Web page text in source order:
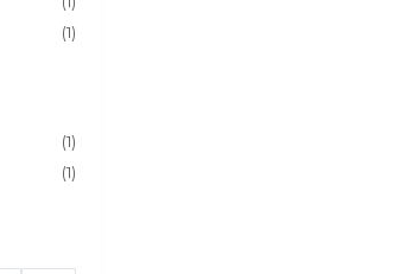
(1)
(1)
(1)